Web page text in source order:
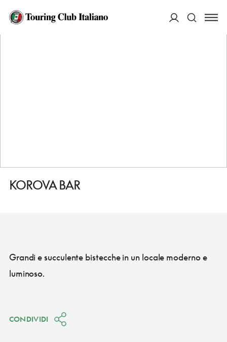
HOME
KOROVA BAR
Grandi e succulente bistecche in un locale moderno e
luminoso.
CONDIVIDI